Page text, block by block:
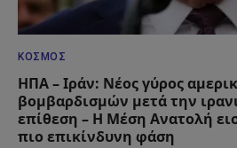
ΚΌΣΜΟΣ
ΗΠΑ – Ιράν: Νέος γύρος
βομβαρδισμών μετά την
επίθεση – Η Μέση Ανατολή
πιο επικίνδυνη φάση